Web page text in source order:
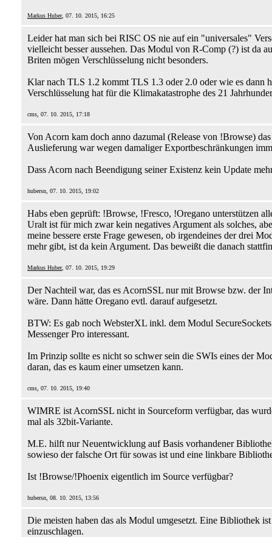
Markus Huber, 07. 10. 2015, 16:25
Leider hat man sich bei RISC OS nie auf ein "universales"
vielleicht besser aussehen. Das Modul von R-Comp (?) ist da
Briten mögen Verschlüsselung nicht besonders.
Klar nach TLS 1.2 kommt TLS 1.3 oder 2.0 oder wie es dann
Verschlüsselung hat für die Klimakatastrophe des 21
cms, 07. 10. 2015, 17:18
Von Acorn kam doch anno dazumal (Release von !Browse)
Auslieferung war wegen damaliger Exportbeschränkungen
Dass Acorn nach Beendigung seiner Existenz kein Update
hubersn, 07. 10. 2015, 19:02
Habs eben geprüft: !Browse, !Fresco, !Oregano unterstützen
Uralt ist für mich zwar kein negatives Argument als solches,
meine bessere erste Frage gewesen, ob irgendeines der drei
mehr gibt, ist da kein Argument. Das beweißt die danach
Markus Huber, 07. 10. 2015, 19:29
Der Nachteil war, das es AcornSSL nur mit Browse bzw. der
wäre. Dann hätte Oregano evtl. darauf aufgesetzt.
BTW: Es gab noch WebsterXL inkl. dem Modul
Messenger Pro interessant.
Im Prinzip sollte es nicht so schwer sein die SWIs eines der
daran, das es kaum einer umsetzen kann.
cms, 07. 10. 2015, 19:40
WIMRE ist AcornSSL nicht in Sourceform verfügbar, das
mal als 32bit-Variante.
M.E. hilft nur Neuentwicklung auf Basis vorhandener
sowieso der falsche Ort für sowas ist und eine linkbare
Ist !Browse/!Phoenix eigentlich im Source verfügbar?
hubersn, 08. 10. 2015, 13:56
Die meisten haben das als Modul umgesetzt. Eine Bibliothek
einzuschlagen.